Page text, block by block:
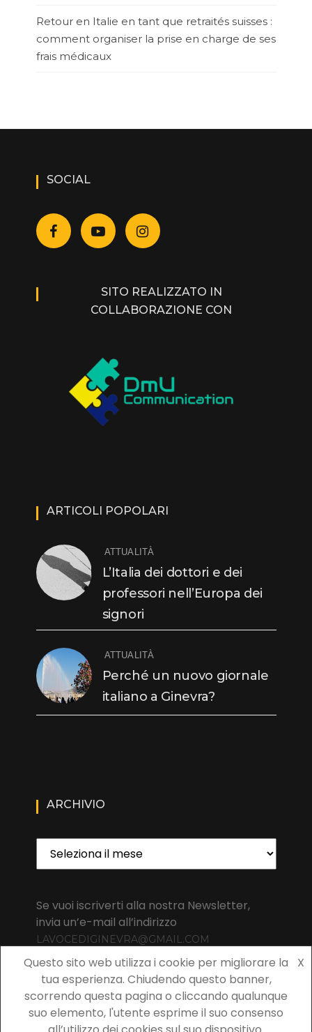
Retour en Italie en tant que retraités suisses :
comment organiser la prise en charge de ses
frais médicaux
SOCIAL
SITO REALIZZATO IN
COLLABORAZIONE CON
ARTICOLI POPOLARI
ATTUALITÀ
L’Italia dei dottori e dei
professori nell’Europa dei
signori
ATTUALITÀ
Perché un nuovo giornale
italiano a Ginevra?
ARCHIVIO
Archivio
Se vuoi iscriverti alla nostra Newsletter,
invia un’e-mail all’indirizzo
LAVOCEDIGINEVRA@GMAIL.COM
Copyright 2021 La Voce di Ginevra | All rights reserved La Voce
Questo sito web utilizza i cookie per migliorare la
tua esperienza. Chiudendo questo banner,
scorrendo questa pagina o cliccando qualunque
suo elemento, l'utente esprime il suo consenso
X